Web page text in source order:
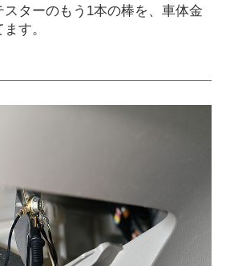
スターのもう1本の棒を、車体金
す。